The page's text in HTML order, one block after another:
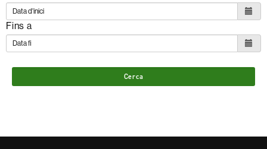
Fins a
Cerca